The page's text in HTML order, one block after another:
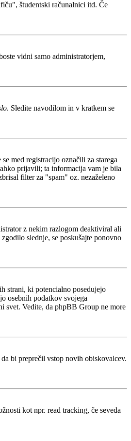
študentski računalnici itd. Če
vidni samo administratorjem,
. Sledite navodilom in v kratkem se
med registracijo označili za starega
prijavili; ta informacija vam je bila
filter za "spam" oz. nezaželeno
z nekim razlogom deaktiviral ali
slednje, se poskušajte ponovno
strani, ki potencialno posedujejo
osebnih podatkov svojega
svet. Vedite, da phpBB Group ne more
bi preprečil vstop novih obiskovalcev.
kot npr. read tracking, če seveda